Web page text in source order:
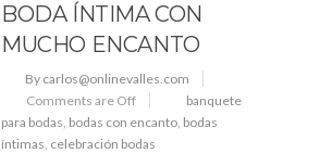
BODA ÍNTIMA CON
MUCHO ENCANTO
By carlos@onlinevalles.com
Comments are Off
banquete
para bodas, bodas con encanto, bodas
íntimas, celebración bodas